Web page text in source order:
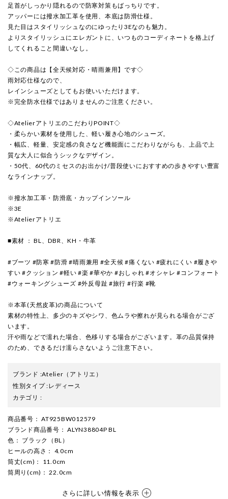
足首がしっかり隠れるので防寒対策もばっちりです。
アッパーには撥水加工革を使用、本底は防滑仕様。
見た目はスタイリッシュなのにゆったり3Eなのも魅力。
よりスタイリッシュにエレガントに、いつものコーディネートを格上げ
してくれること間違いなし。
◇この商品は【全天候対応・晴雨兼用】です◇
雨対応仕様なので、
レインシューズとしてもお使いいただけます。
※完全防水仕様ではありませんのご注意ください。
◇AtelierアトリエのこだわりPOINT◇
・柔らかい素材を使用した、軽い履き心地のシューズ。
・幅広、軽量、安定感の良さなど機能面にこだわりながらも、上品で上
質な大人に似合うシックなデザイン。
・50代、60代のミセスのお出かけ/普段使いにおすすめの歩きやすい豊富
なラインナップ。
※撥水加工革・防滑底・カップインソール
※3E
※Atelierアトリエ
■素材 ： BL、DBR、KH・牛革
#ブーツ #防寒 #防滑 #晴雨兼用 #全天候 #痛くない #疲れにくい #履きや
すい #クッション #軽い #楽 #華やか #おしゃれ #オシャレ #コンフォート
#ウォーキングシューズ #外反母趾 #旅行 #行楽 #靴
※本革(天然皮革)の商品について
素材の特性上、多少のキズやシワ、色ムラや擦れが見られる場合がござ
います。
汗や雨などで濡れた場合、色移りする場合がございます。革の品質保持
のため、できるだけ濡らさないようご注意下さい。
ブランド :Atelier （アトリエ）
性別タイプ:レディース
カテゴリ :
商品番号 ： AT925BW012579
ブランド商品番号 ： ALYN38804P BL
色 ： ブラック（BL）
ヒールの高さ ： 4.0cm
筒丈(cm) ： 11.0cm
筒周り(cm) ： 22.0cm
さらに詳しい情報を表示